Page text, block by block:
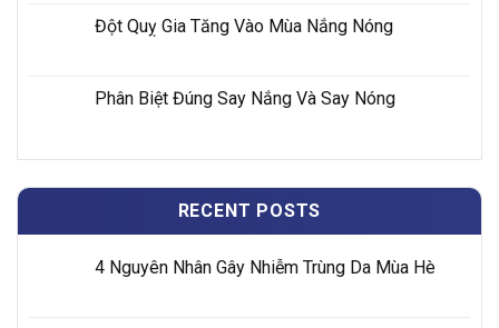
Đột Quỵ Gia Tăng Vào Mùa Nắng Nóng
Phân Biệt Đúng Say Nắng Và Say Nóng
RECENT POSTS
4 Nguyên Nhân Gây Nhiễm Trùng Da Mùa Hè